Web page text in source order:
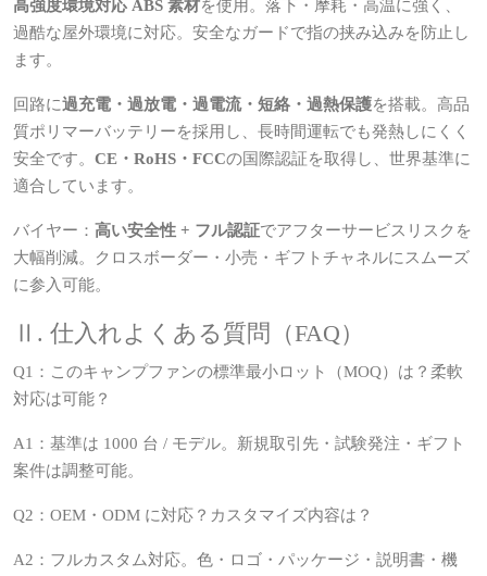
高強度環境対応 ABS 素材を使用。落下・摩耗・高温に強く、
過酷な屋外環境に対応。安全なガードで指の挟み込みを防止し
ます。
回路に過充電・過放電・過電流・短絡・過熱保護を搭載。高品
質ポリマーバッテリーを採用し、長時間運転でも発熱しにくく
安全です。 CE・RoHS・FCCの国際認証を取得し、世界基準に
適合しています。
バイヤー： 高い安全性 + フル認証でアフターサービスリスクを
大幅削減。クロスボーダー・小売・ギフトチャネルにスムーズ
に参入可能。
Ⅱ. 仕入れよくある質問（FAQ）
Q1：このキャンプファンの標準最小ロット（MOQ）は？柔軟
対応は可能？
A1：基準は 1000 台 / モデル。新規取引先・試験発注・ギフト
案件は調整可能。
Q2：OEM・ODM に対応？カスタマイズ内容は？
A2：フルカスタム対応。色・ロゴ・パッケージ・説明書・機